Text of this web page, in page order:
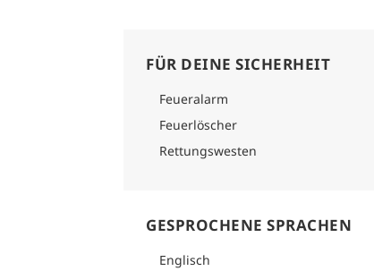
FÜR DEINE SICHERHEIT
Feueralarm
Feuerlöscher
Rettungswesten
GESPROCHENE SPRACHEN
Englisch